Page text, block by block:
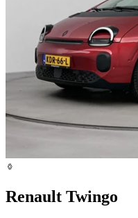
Renault Twingo